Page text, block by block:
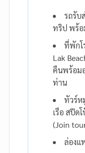
รถรับ
ทริป พร้อ
ที่พักโ
Lak
คืนพร้อม
ท่าน
ทัวร์ห
เรือ สปีด
(Join
ล่องแ